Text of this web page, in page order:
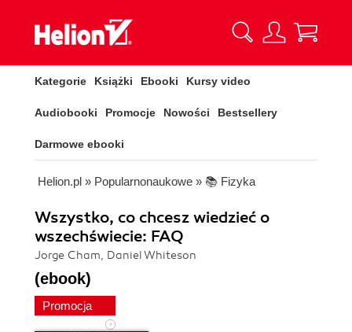
Kategorie Książki Ebooki Kursy video
Audiobooki Promocje Nowości Bestsellery
Darmowe ebooki
Helion.pl » Popularnonaukowe » 📚 Fizyka
Wszystko, co chcesz wiedzieć o
wszechświecie: FAQ
Jorge Cham, Daniel Whiteson
(ebook)
Promocja